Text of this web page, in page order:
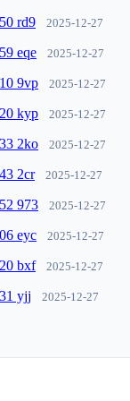
rd9 2025-12-27
eqe 2025-12-27
9vp 2025-12-27
kyp 2025-12-27
2ko 2025-12-27
2cr 2025-12-27
973 2025-12-27
eyc 2025-12-27
bxf 2025-12-27
yjj 2025-12-27